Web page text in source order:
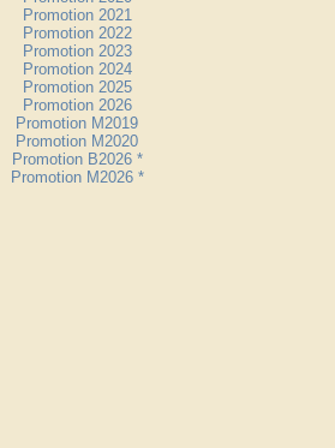
Promotion 2021
Promotion 2022
Promotion 2023
Promotion 2024
Promotion 2025
Promotion 2026
Promotion M2019
Promotion M2020
Promotion B2026 *
Promotion M2026 *